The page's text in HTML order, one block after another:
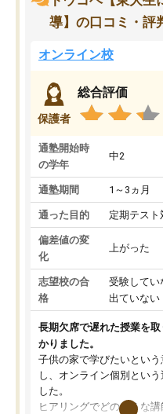
導】の口コミ・評
オンライン校
保護者
総合評価
通塾開始時
の学年
中2
通塾期間 1～3ヵ月
通った目的 定期テスト
偏差値の変
化
上がった
志望校の合
格
受験して
出ていない
長期欠席で遅れた授業を
かりました。
子供の家で学びたいとい
し、オンライン個別という
した。
ヒアリングでどのような